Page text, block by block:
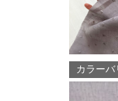
カラー